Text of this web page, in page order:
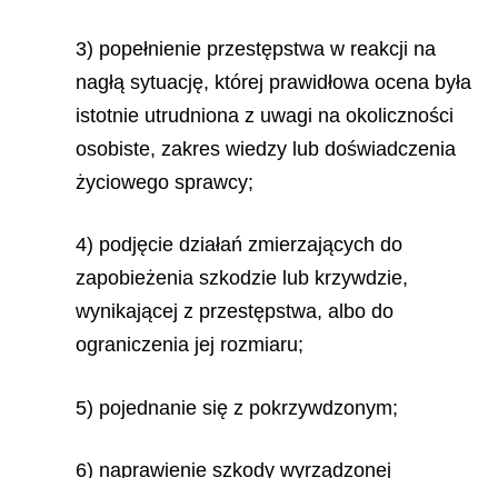
3) popełnienie przestępstwa w reakcji na
nagłą sytuację, której prawidłowa ocena była
istotnie utrudniona z uwagi na okoliczności
osobiste, zakres wiedzy lub doświadczenia
życiowego sprawcy;
4) podjęcie działań zmierzających do
zapobieżenia szkodzie lub krzywdzie,
wynikającej z przestępstwa, albo do
ograniczenia jej rozmiaru;
5) pojednanie się z pokrzywdzonym;
6) naprawienie szkody wyrządzonej